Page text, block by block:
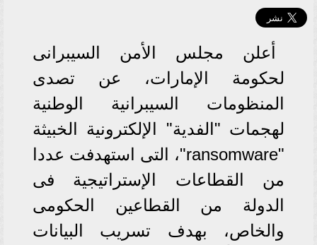
أعلن مجلس الأمن السيبرانى
لحكومة الإمارات، عن تصدى
المنظومات السيبرانية الوطنية
لهجمات "الفدية" الإلكترونية الخبيثة
"ransomware"، التى استهدفت عددا
من القطاعات الإستراتيجية فى
الدولة من القطاعين الحكومى
والخاص، بهدف تسريب البيانات